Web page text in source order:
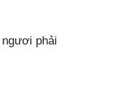
ngươi phải